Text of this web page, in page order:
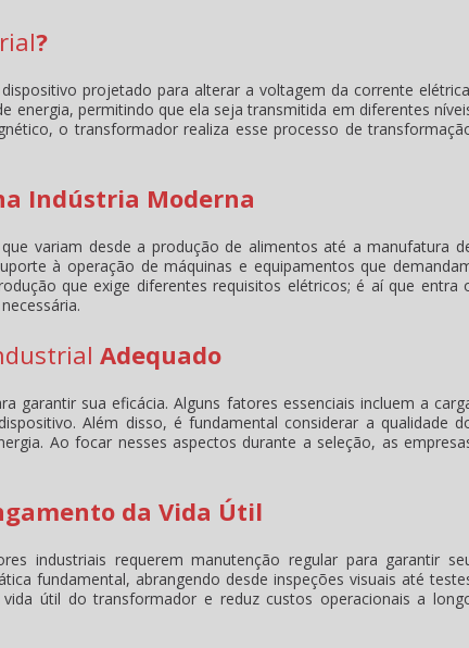
?
projetado para alterar a voltagem da corrente
energia, permitindo que ela seja transmitida em diferentes
o transformador realiza esse processo de
Indústria Moderna
variam desde a produção de alimentos até a manufatura
à operação de máquinas e equipamentos que
que exige diferentes requisitos elétricos; é aí que entra
Adequado
garantir sua eficácia. Alguns fatores essenciais incluem a
Além disso, é fundamental considerar a qualidade
Ao focar nesses aspectos durante a seleção, as
da Vida Útil
industriais requerem manutenção regular para garantir
fundamental, abrangendo desde inspeções visuais até
útil do transformador e reduz custos operacionais a